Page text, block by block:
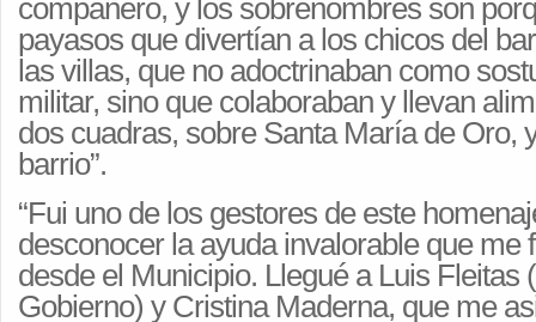
compañero, y los sobrenombres son
payasos que divertían a los chicos del
las villas, que no adoctrinaban como
militar, sino que colaboraban y llevan
dos cuadras, sobre Santa María de Oro,
barrio”.
“Fui uno de los gestores de este
desconocer la ayuda invalorable que me
desde el Municipio. Llegué a Luis Fleitas
Gobierno) y Cristina Maderna, que me